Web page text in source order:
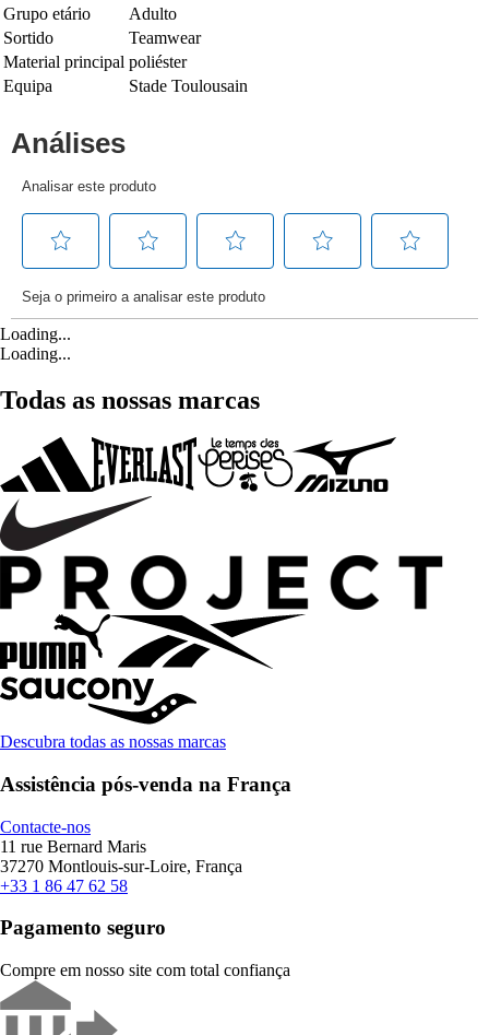
Grupo etário
Adulto
Sortido
Teamwear
Material principal poliéster
Equipa
Stade Toulousain
Loading...
Loading...
Todas as nossas marcas
Descubra todas as nossas marcas
Assistência pós-venda na França
Contacte-nos
11 rue Bernard Maris
37270 Montlouis-sur-Loire, França
+33 1 86 47 62 58
Pagamento seguro
Compre em nosso site com total confiança